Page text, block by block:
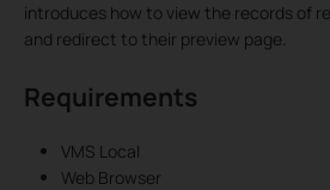
introduces how to view the records of
and redirect to their preview page.
Requirements
VMS Local
Web Browser